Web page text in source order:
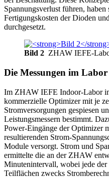
Spannungsverlust führen,
Fertigungskosten der Dioden
durchgesetzt.
Bild 2 ZHAW IEFE-
Die Messungen im Labor
Im ZHAW IEFE Indoor-Labor
kommerzielle Optimizer mit je
Stromversorgungen gespiesen
Leistungsmessern bestimmt.
Power-Eingänge der Optimizer
resultierenden Strom-
Module versorgt. Strom und
ermittelte die an der ZHAW
Minutenintervall, wobei jede
Teilflächen zwecks